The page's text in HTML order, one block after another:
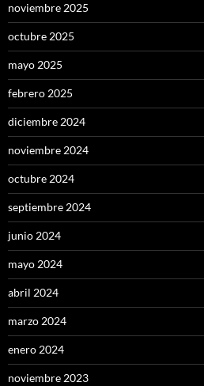
noviembre 2025
octubre 2025
mayo 2025
febrero 2025
diciembre 2024
noviembre 2024
octubre 2024
septiembre 2024
junio 2024
mayo 2024
abril 2024
marzo 2024
enero 2024
noviembre 2023